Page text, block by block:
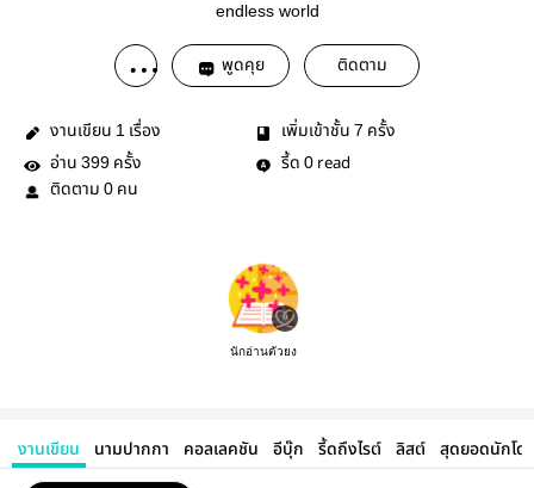
endless world
พูดคุย ติดตาม
งานเขียน 1 เรื่อง เพิ่มเข้าชั้น 7 ครั้ง
อ่าน 399 ครั้ง รี้ด 0 read
ติดตาม 0 คน
นักอ่านตัวยง
งานเขียน นามปากกา คอลเลคชัน อีบุ๊ก รี้ดถึงไรต์ ลิสต์ สุดยอดนักโด